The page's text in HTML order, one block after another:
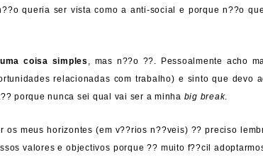
queria ser vista como a anti-social e porque n??o
coisa simples , mas n??o ??. Pessoalmente acho
relacionadas com trabalho) e sinto que devo
porque nunca sei qual vai ser a minha big break.
os meus horizontes (em v??rios n??veis) ?? preciso
valores e objectivos porque ?? muito f??cil